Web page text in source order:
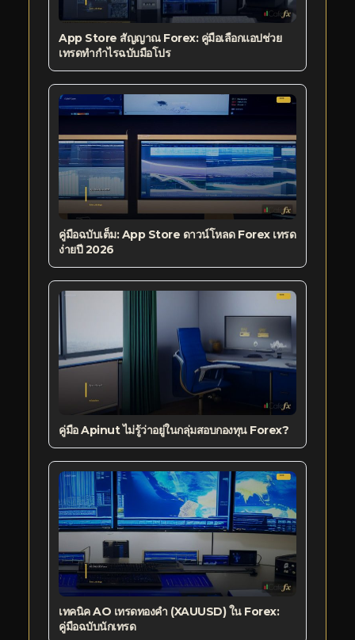
App Store สัญญาณ Forex: คู่มือเลือกแอปช่วย
เทรดทำกำไรฉบับมือโปร
คู่มือฉบับเต็ม: App Store ดาวน์โหลด Forex เทรด
ง่ายปี 2026
คู่มือ Apinut ไม่รู้ว่าอยู่ในกลุ่มสอบกองทุน Forex?
เทคนิค AO เทรดทองคำ (XAUUSD) ใน Forex:
คู่มือฉบับนักเทรด